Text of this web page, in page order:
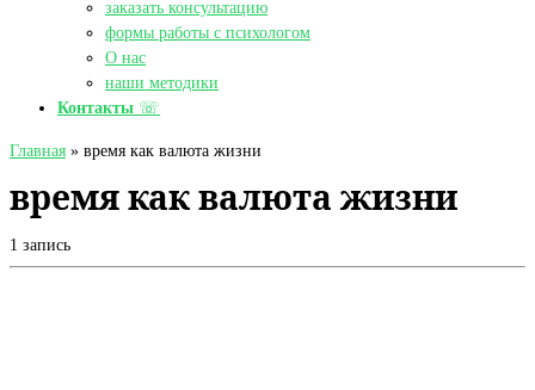
заказать консультацию
формы работы с психологом
О нас
наши методики
Контакты ☏
Главная » время как валюта жизни
время как валюта жизни
1 запись